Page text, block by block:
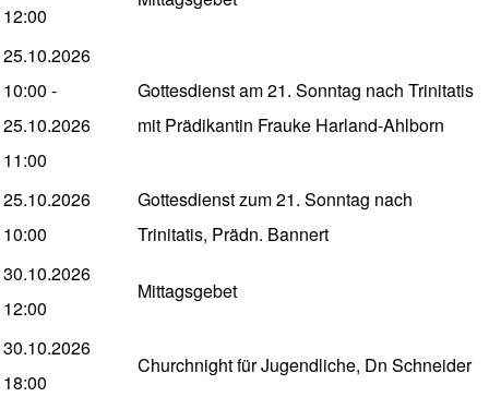
12:00
25.10.2026
10:00 -
25.10.2026
11:00
Gottesdienst am 21. Sonntag nach Trinitatis
mit Prädikantin Frauke Harland-Ahlborn
25.10.2026
10:00
Gottesdienst zum 21. Sonntag nach
Trinitatis, Prädn. Bannert
30.10.2026
12:00
Mittagsgebet
30.10.2026
18:00
Churchnight für Jugendliche, Dn Schneider